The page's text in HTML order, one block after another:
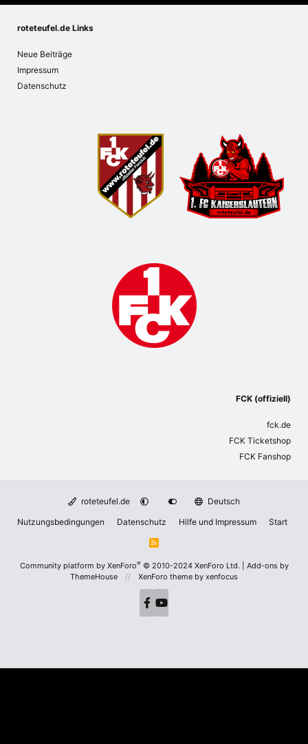
roteteufel.de Links
Neue Beiträge
Impressum
Datenschutz
FCK (offiziell)
fck.de
FCK Ticketshop
FCK Fanshop
roteteufel.de
Deutsch
Nutzungsbedingungen
Datenschutz Hilfe und Impressum Start
R
Community platform by XenForo® © 2010-2024 XenForo Ltd.
Add-ons by
ThemeHouse
XenForo theme by xenfocus